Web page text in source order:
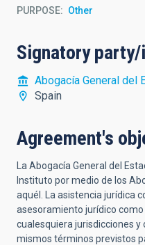
PURPOSE Other
Signatory
Abogacía General del
Spain
Agreement's
La Abogacía General del
Instituto por medio de los
aquél. La asistencia jurídica
asesoramiento jurídico
cualesquiera jurisdicciones y
mismos términos previstos